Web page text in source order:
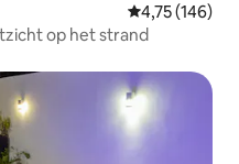
Gemiddelde
4,75 (146)
op het strand